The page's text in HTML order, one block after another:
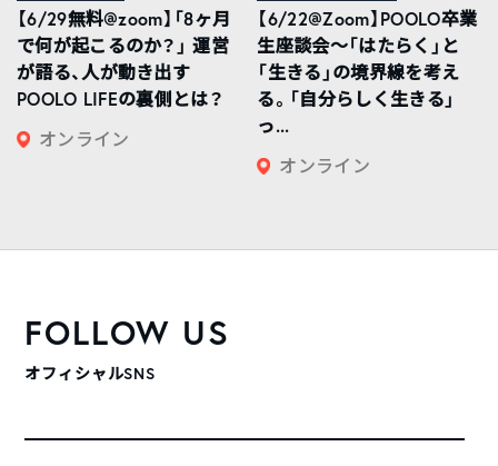
【6/29無料@zoom】「8ヶ月
で何が起こるのか？」 運営
が語る、人が動き出す
POOLO LIFEの裏側とは？
オンライン
【6/22@Zoom】POOLO卒業
生座談会〜「はたらく」と
「生きる」の境界線を考え
る。「自分らしく生きる」
っ...
オンライン
FOLLOW US
オフィシャルSNS